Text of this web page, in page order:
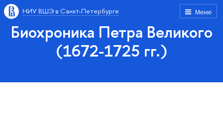
Меню
НИУ ВШЭ в Санкт-Петербурге
Биохроника Петра Великого
(1672-1725 гг.)